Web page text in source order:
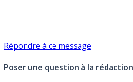
Répondre à ce message
Poser une question à la rédaction